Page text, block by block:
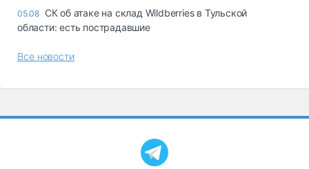
05.08 СК об атаке на склад Wildberries в Тульской
области: есть пострадавшие
Все новости